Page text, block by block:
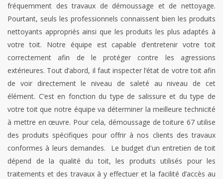
fréquemment des travaux de démoussage et de nettoyage.
Pourtant, seuls les professionnels connaissent bien les produits
nettoyants appropriés ainsi que les produits les plus adaptés à
votre toit. Notre équipe est capable d’entretenir votre toit
correctement afin de le protéger contre les agressions
extérieures. Tout d’abord, il faut inspecter l’état de votre toit afin
de voir directement le niveau de saleté au niveau de cet
élément. C’est en fonction du type de salissure et du type de
votre toit que notre équipe va déterminer la meilleure technicité
à mettre en œuvre. Pour cela, démoussage de toiture 67 utilise
des produits spécifiques pour offrir à nos clients des travaux
conformes à leurs demandes. Le budget d'un entretien de toit
dépend de la qualité du toit, les produits utilisés pour les
traitements et des travaux à y effectuer et la facilité d’accès au